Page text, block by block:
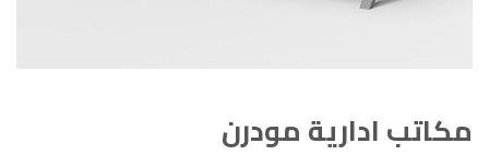
مكاتب ادارية مودرن